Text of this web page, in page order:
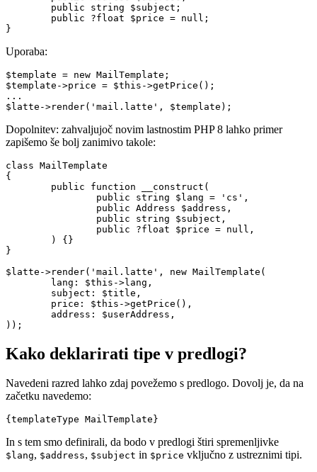
Uporaba:
$template = new MailTemplate;
$template->price = $this->getPrice();
...
Dopolnitev: zahvaljujoč novim lastnostim PHP 8 lahko primer
zapišemo še bolj zanimivo takole:
class MailTemplate
{
}
$latte->render('mail.latte', new MailTemplate(
Kako deklarirati tipe v predlogi?
Navedeni razred lahko zdaj povežemo s predlogo. Dovolj je, da na
začetku navedemo:
In s tem smo definirali, da bodo v predlogi štiri spremenljivke
$lang, $address, $subject in $price vključno z ustreznimi tipi.